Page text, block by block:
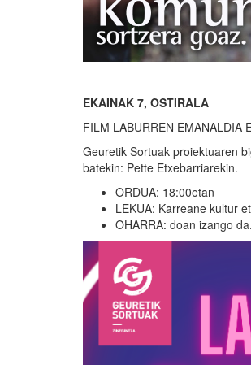
EKAINAK 7, OSTIRALA
FILM LABURREN EMANALDIA
Geuretik Sortuak proiektuaren
batekin: Pette Etxebarriarekin.
ORDUA: 18:00etan
LEKUA: Karreane kultur
OHARRA: doan izango da.